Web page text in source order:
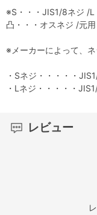
※S・・・JIS1/8ネジ /
凸・・・オスネジ /元
※メーカーによって、ネ
・Sネジ・・・・・
・Lネジ・・・・・
レビュー